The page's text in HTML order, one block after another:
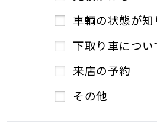
車輌の状態が知
下取り車につ
来店の予約
その他